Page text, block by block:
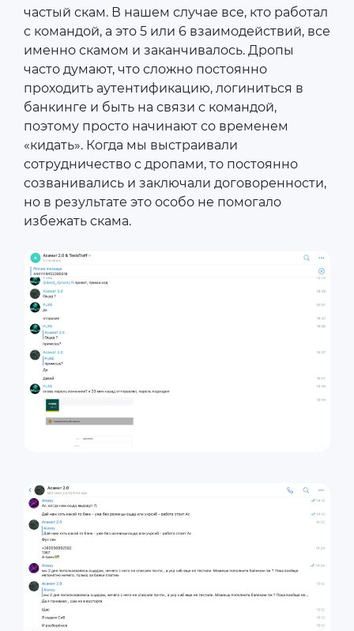
частый скам. В нашем случае все, кто работал
с командой, а это 5 или 6 взаимодействий, все
именно скамом и заканчивалось. Дропы
часто думают, что сложно постоянно
проходить аутентификацию, логиниться в
банкинге и быть на связи с командой,
поэтому просто начинают со временем
«кидать». Когда мы выстраивали
сотрудничество с дропами, то постоянно
созванивались и заключали договоренности,
но в результате это особо не помогало
избежать скама.